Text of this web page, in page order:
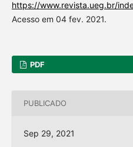
https://www.revista.ueg.br/
Acesso em 04 fev. 2021.
PDF
PUBLICADO
Sep 29, 2021